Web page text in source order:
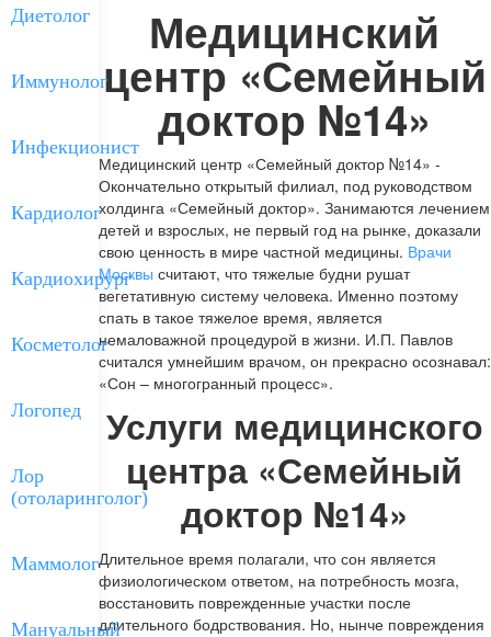
Медицинский
центр «Семейный
доктор №14»
Медицинский центр «Семейный доктор №14» -
Окончательно открытый филиал, под руководством
холдинга «Семейный доктор». Занимаются лечением
детей и взрослых, не первый год на рынке, доказали
свою ценность в мире частной медицины. Врачи
Москвы считают, что тяжелые будни рушат
вегетативную систему человека. Именно поэтому
спать в такое тяжелое время, является
немаловажной процедурой в жизни. И.П. Павлов
считался умнейшим врачом, он прекрасно осознавал:
«Сон – многогранный процесс».
Услуги медицинского
центра «Семейный
доктор №14»
Длительное время полагали, что сон является
физиологическом ответом, на потребность мозга,
восстановить поврежденные участки после
длительного бодрствования. Но, нынче повреждения
Диетолог
Иммунолог
Инфекционист
Кардиолог
Кардиохирург
Косметолог
Логопед
Лор
(отоларинголог)
Маммолог
Мануальный